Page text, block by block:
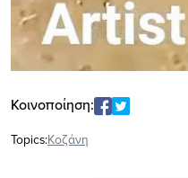
Κοινοποίηση:
Topics:Κοζάνη